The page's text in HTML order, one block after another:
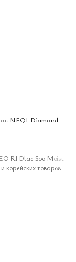
Средство для блеска и шелковистости волос NEQI Diamond Glass Styling Spray All 180 мл (078469)